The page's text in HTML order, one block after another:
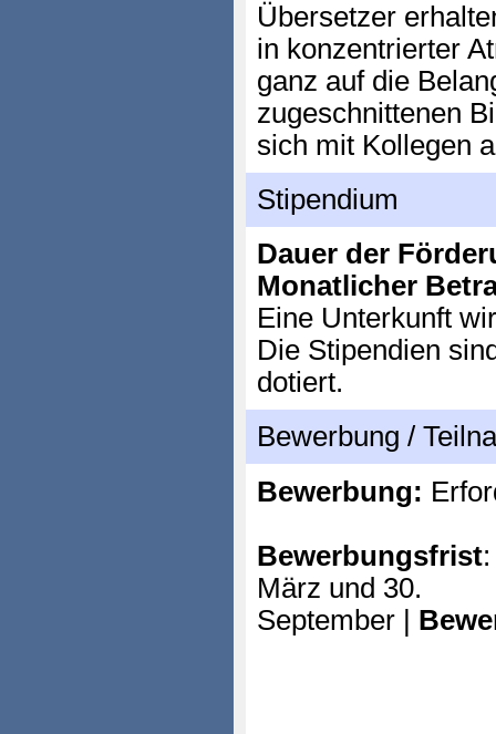
Übersetzer
in konzentrierter
ganz auf die
zugeschnittenen
sich mit Kollegen
Stipendium
Dauer der
Monatlicher
Eine Unterkunft
Die Stipendien
dotiert.
Bewerbung /
Bewerbung:
Bewerbungsfrist
März und 30.
September |